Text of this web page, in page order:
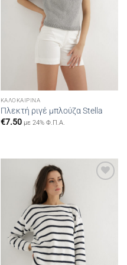
ΚΑΛΟΚΑΙΡΙΝΆ
Πλεκτή ριγέ μπλούζα Stella
€7.50 με 24% Φ.Π.Α.